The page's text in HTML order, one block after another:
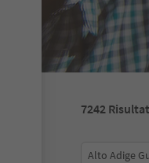
7242
Alto Adige